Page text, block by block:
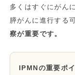
多くはすぐにがん
膵がんに進行する
察が重要です。
IPMNの重要ポ